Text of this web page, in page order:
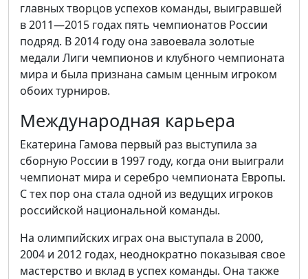
главных творцов успехов команды, выигравшей
в 2011—2015 годах пять чемпионатов России
подряд. В 2014 году она завоевала золотые
медали Лиги чемпионов и клубного чемпионата
мира и была признана самым ценным игроком
обоих турниров.
Международная карьера
Екатерина Гамова первый раз выступила за
сборную России в 1997 году, когда они выиграли
чемпионат мира и серебро чемпионата Европы.
С тех пор она стала одной из ведущих игроков
российской национальной команды.
На олимпийских играх она выступала в 2000,
2004 и 2012 годах, неоднократно показывая свое
мастерство и вклад в успех команды. Она также